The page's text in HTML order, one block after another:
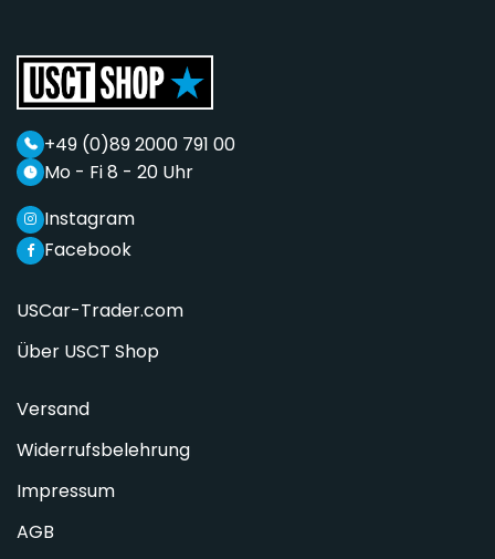
+49 (0)89 2000 791 00
Mo - Fi 8 - 20 Uhr
Facebook
Instagram
USCar-Trader.com
Über USCT Shop
Versand
Widerrufsbelehrung
Impressum
AGB